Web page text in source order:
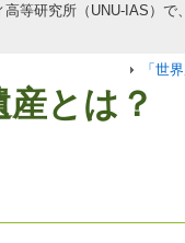
高等研究所（UNU-IAS）
「世
とは？